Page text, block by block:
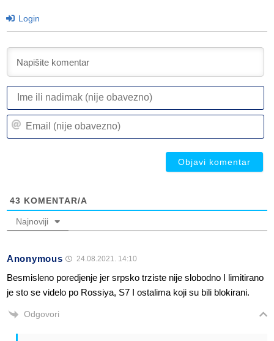
Login
43 KOMENTAR/A
Najnoviji
Anonymous 24.08.2021. 14:10
Besmisleno poredjenje jer srpsko trziste nije slobodno I limitirano
je sto se videlo po Rossiya, S7 I ostalima koji su bili blokirani.
Odgovori